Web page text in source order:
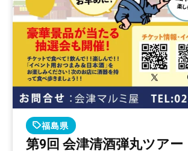
福島県
第9回 会津清酒弾丸ツアー